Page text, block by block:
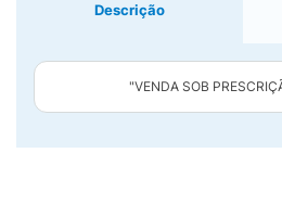
Descrição
"VENDA SOB